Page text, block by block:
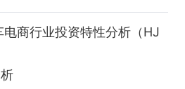
商行业投资特性分析（HJ